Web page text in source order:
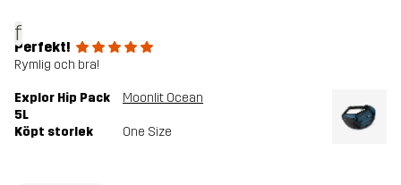
f
Perfekt!
Rymlig och bra!
Explor Hip Pack
5L
Moonlit Ocean
Köpt storlek One Size